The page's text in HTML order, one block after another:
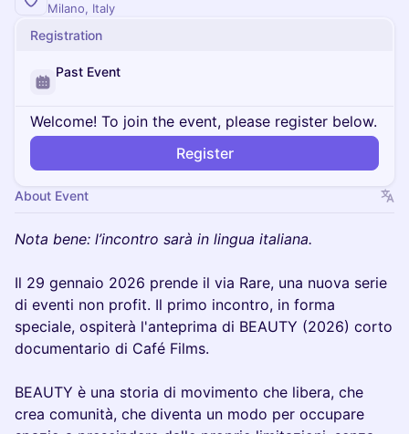
Milano, Italy
Registration
Past Event
Welcome! To join the event, please register below.
Register
About Event
Nota bene: l’incontro sarà in lingua italiana.
Il 29 gennaio 2026 prende il via Rare, una nuova serie
di eventi non profit. Il primo incontro, in forma
speciale, ospiterà l'anteprima di BEAUTY (2026) corto
documentario di Café Films.
BEAUTY è una storia di movimento che libera, che
crea comunità, che diventa un modo per occupare